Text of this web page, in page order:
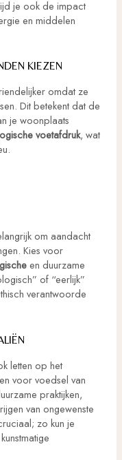
je ook de impact
en middelen
KIEZEN
omdat ze
Dit betekent dat de
je woonplaats
voetafdruk, wat
om aandacht
Kies voor
en duurzame
of “eerlijk”
verantwoorde
letten op het
voor voedsel van
praktijken,
van ongewenste
zo kun je